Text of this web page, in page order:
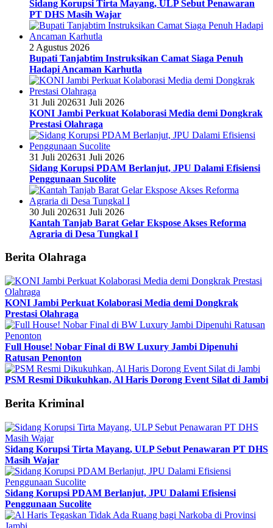
Sidang Korupsi Tirta Mayang, ULP Sebut Penawaran
PT DHS Masih Wajar
2 Agustus 2026
Bupati Tanjabtim Instruksikan Camat Siaga Penuh
Hadapi Ancaman Karhutla
31 Juli 202631 Juli 2026
KONI Jambi Perkuat Kolaborasi Media demi Dongkrak
Prestasi Olahraga
31 Juli 202631 Juli 2026
Sidang Korupsi PDAM Berlanjut, JPU Dalami Efisiensi
Penggunaan Sucolite
30 Juli 202631 Juli 2026
Kantah Tanjab Barat Gelar Ekspose Akses Reforma
Agraria di Desa Tungkal I
Berita Olahraga
KONI Jambi Perkuat Kolaborasi Media demi Dongkrak
Prestasi Olahraga
Full House! Nobar Final di BW Luxury Jambi Dipenuhi
Ratusan Penonton
PSM Resmi Dikukuhkan, Al Haris Dorong Event Silat di Jambi
Berita Kriminal
Sidang Korupsi Tirta Mayang, ULP Sebut Penawaran PT DHS
Masih Wajar
Sidang Korupsi PDAM Berlanjut, JPU Dalami Efisiensi
Penggunaan Sucolite